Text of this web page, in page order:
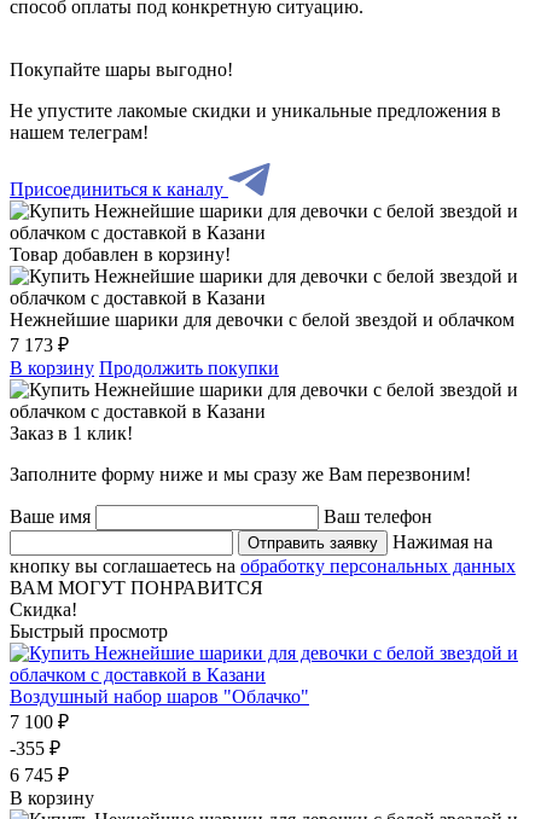
способ оплаты под конкретную ситуацию.
Покупайте шары выгодно!
Не упустите лакомые скидки и уникальные предложения в
нашем телеграм!
Присоединиться к каналу
Товар добавлен в корзину!
Нежнейшие шарики для девочки с белой звездой и облачком
7 173 ₽
В корзину Продолжить покупки
Заказ в 1 клик!
Заполните форму ниже и мы сразу же Вам перезвоним!
Ваше имя Ваш телефон
Отправить заявку
Нажимая на
кнопку вы соглашаетесь на обработку персональных данных
ВАМ МОГУТ ПОНРАВИТСЯ
Скидка!
Быстрый просмотр
Воздушный набор шаров "Облачко"
7 100 ₽
-355 ₽
6 745 ₽
В корзину